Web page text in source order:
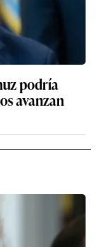
podría
avanzan